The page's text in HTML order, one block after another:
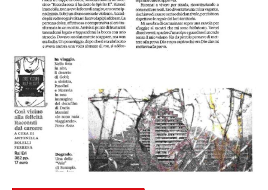
Erri De
Luca fa